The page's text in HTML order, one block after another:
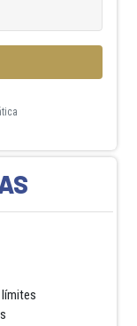
límites